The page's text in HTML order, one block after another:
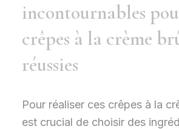
incontournables
crêpes à la crème
réussies
Pour réaliser ces crêpes à la
est crucial de choisir des